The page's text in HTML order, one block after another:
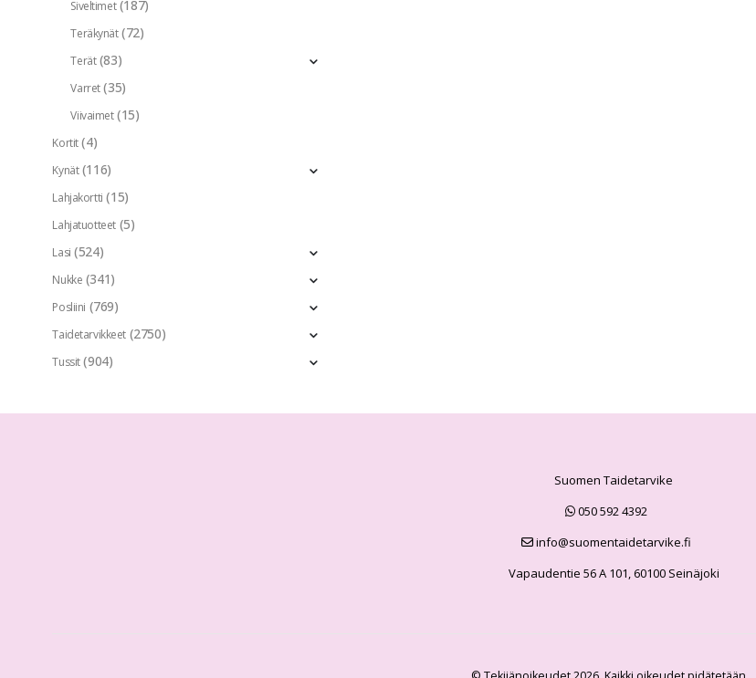
Siveltimet (187)
Teräkynät (72)
Terät (83)
Varret (35)
Viivaimet (15)
Kortit (4)
Kynät (116)
Lahjakortti (15)
Lahjatuotteet (5)
Lasi (524)
Nukke (341)
Posliini (769)
Taidetarvikkeet (2750)
Tussit (904)
Suomen Taidetarvike
050 592 4392
info@suomentaidetarvike.fi
Vapaudentie 56 A 101, 60100 Seinäjoki